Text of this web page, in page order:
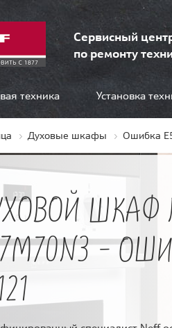
Сервисный
по ремонту
техника Установка
Духовые шкафы Ошибка
ШКАФ
-